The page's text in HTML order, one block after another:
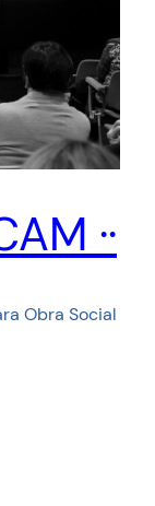
··
Obra Social